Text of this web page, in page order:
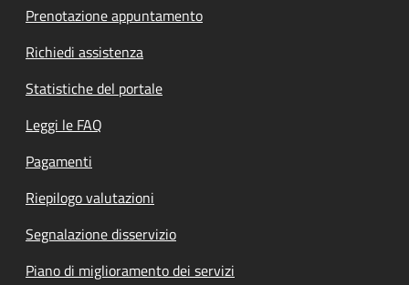
Prenotazione appuntamento
Richiedi assistenza
Statistiche del portale
Leggi le FAQ
Pagamenti
Riepilogo valutazioni
Segnalazione disservizio
Piano di miglioramento dei servizi